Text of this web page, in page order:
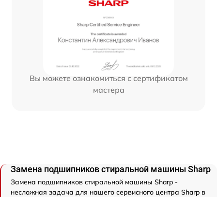
Вы можете ознакомиться с сертификатом
мастера
Замена подшипников стиральной машины Sharp
Замена подшипников стиральной машины Sharp -
несложная задача для нашего сервисного центра Sharp в